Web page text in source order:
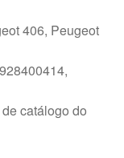
406, Peugeot
catálogo do